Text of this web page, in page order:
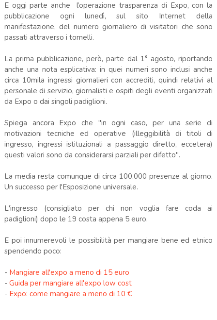
E oggi parte anche l’operazione trasparenza di Expo, con la
pubblicazione ogni lunedì, sul sito Internet della
manifestazione, del numero giornaliero di visitatori che sono
passati attraverso i tornelli.
La prima pubblicazione, però, parte dal 1° agosto, riportando
anche una nota esplicativa: in quei numeri sono inclusi anche
circa 10mila ingressi giornalieri con accrediti, quindi relativi al
personale di servizio, giornalisti e ospiti degli eventi organizzati
da Expo o dai singoli padiglioni.
Spiega ancora Expo che "in ogni caso, per una serie di
motivazioni tecniche ed operative (illeggibilità di titoli di
ingresso, ingressi istituzionali a passaggio diretto, eccetera)
questi valori sono da considerarsi parziali per difetto".
La media resta comunque di circa 100.000 presenze al giorno.
Un successo per l'Esposizione universale.
L'ingresso (consigliato per chi non voglia fare coda ai
padiglioni) dopo le 19 costa appena 5 euro.
E poi innumerevoli le possibilità per mangiare bene ed etnico
spendendo poco:
- Mangiare all'expo a meno di 15 euro
- Guida per mangiare all'expo low cost
- Expo: come mangiare a meno di 10 €